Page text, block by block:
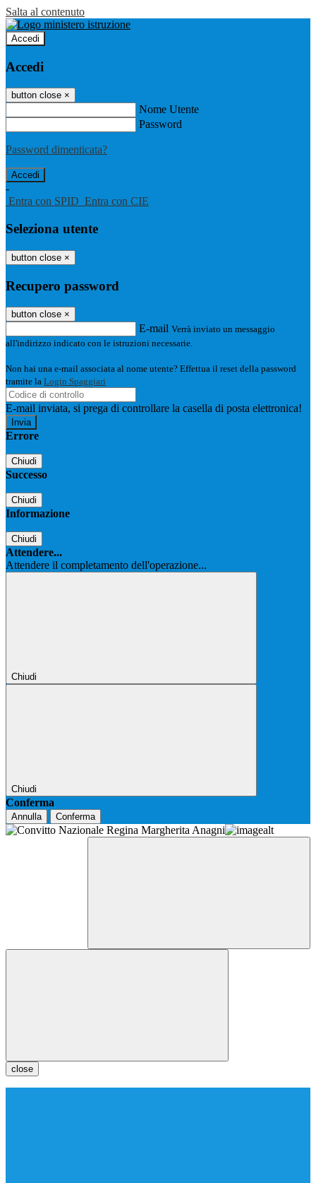
Salta al contenuto
Accedi
Accedi
button close ×
Nome Utente
Password
Password dimenticata?
-
Entra con SPID Entra con CIE
Seleziona utente
button close ×
Recupero password
button close ×
E-mail Verrà inviato un messaggio
all'indirizzo indicato con le istruzioni necessarie.
Non hai una e-mail associata al nome utente? Effettua il reset della password
tramite la Login Spaggiari
E-mail inviata, si prega di controllare la casella di posta elettronica!
Errore
Chiudi
Successo
Chiudi
Informazione
Chiudi
Attendere...
Attendere il completamento dell'operazione...
Chiudi
Chiudi
Conferma
Annulla Conferma
close